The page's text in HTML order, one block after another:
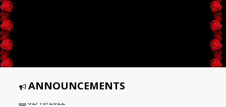
ANNOUNCEMENTS
Aşk'ı Üveysi 5 Marifet Sohbetleri Kitabımız ÇIKTI!!!